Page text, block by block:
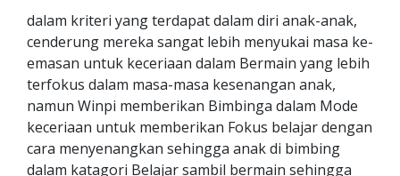
dalam kriteri yang terdapat dalam diri anak-anak,
cenderung mereka sangat lebih menyukai masa ke-
emasan untuk keceriaan dalam Bermain yang lebih
terfokus dalam masa-masa kesenangan anak,
namun Winpi memberikan Bimbinga dalam Mode
keceriaan untuk memberikan Fokus belajar dengan
cara menyenangkan sehingga anak di bimbing
dalam katagori Belajar sambil bermain sehingga